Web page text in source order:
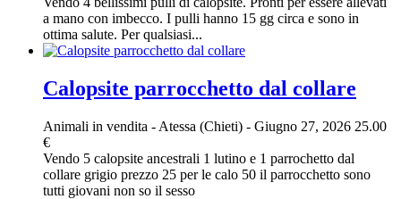
a mano con imbecco. I pulli hanno 15 gg circa e sono in
ottima salute. Per qualsiasi...
Calopsite parrocchetto dal collare
Animali in vendita - Atessa (Chieti) - Giugno 27, 2026 25.00
€
Vendo 5 calopsite ancestrali 1 lutino e 1 parrochetto dal
collare grigio prezzo 25 per le calo 50 il parrocchetto sono
tutti giovani non so il sesso